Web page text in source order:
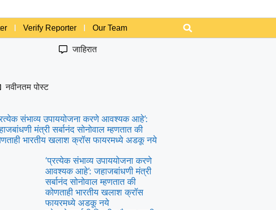
Verify Reporter Our Team
जाहिरात
नवीनतम पोस्ट
संभाव्य उपाययोजना करणे आवश्यक आहे’:
मंत्री सर्बानंद सोनोवाल म्हणतात की
भारतीय खलाश क्रॉस फायरमध्ये अडकू नये
‘प्रत्येक संभाव्य उपाययोजना करणे
आवश्यक आहे’: जहाजबांधणी मंत्री
सर्बानंद सोनोवाल म्हणतात की
कोणताही भारतीय खलाश क्रॉस
फायरमध्ये अडकू नये